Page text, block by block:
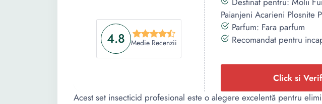
4.8 Medie Recenzii
Paianjeni Acarieni Plosnite
Parfum: Fara parfum
Recomandat pentru
Click si
Acest set insecticid profesional este o alegere excelentă pentru